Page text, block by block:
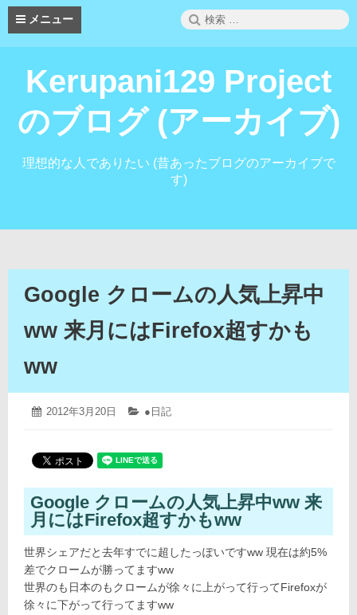
コ
メニュー
検
索:
Kerupani129 Project
のブログ (アーカイブ)
理想的な人でありたい (昔あったブログのアーカイブで
す)
Google クロームの人気上昇中
ww 来月にはFirefox超すかも
ww
投
2012年3月20日
2019
月
12
カ
リ
ー:
●日記
Google クロームの人気上昇中ww 来
月にはFirefox超すかもww
世界シェアだと去年すでに超したっぽいですww 現在は約5%
差でクロームが勝ってますww
世界のも日本のもクロームが徐々に上がって行ってFirefoxが
徐々に下がって行ってますww